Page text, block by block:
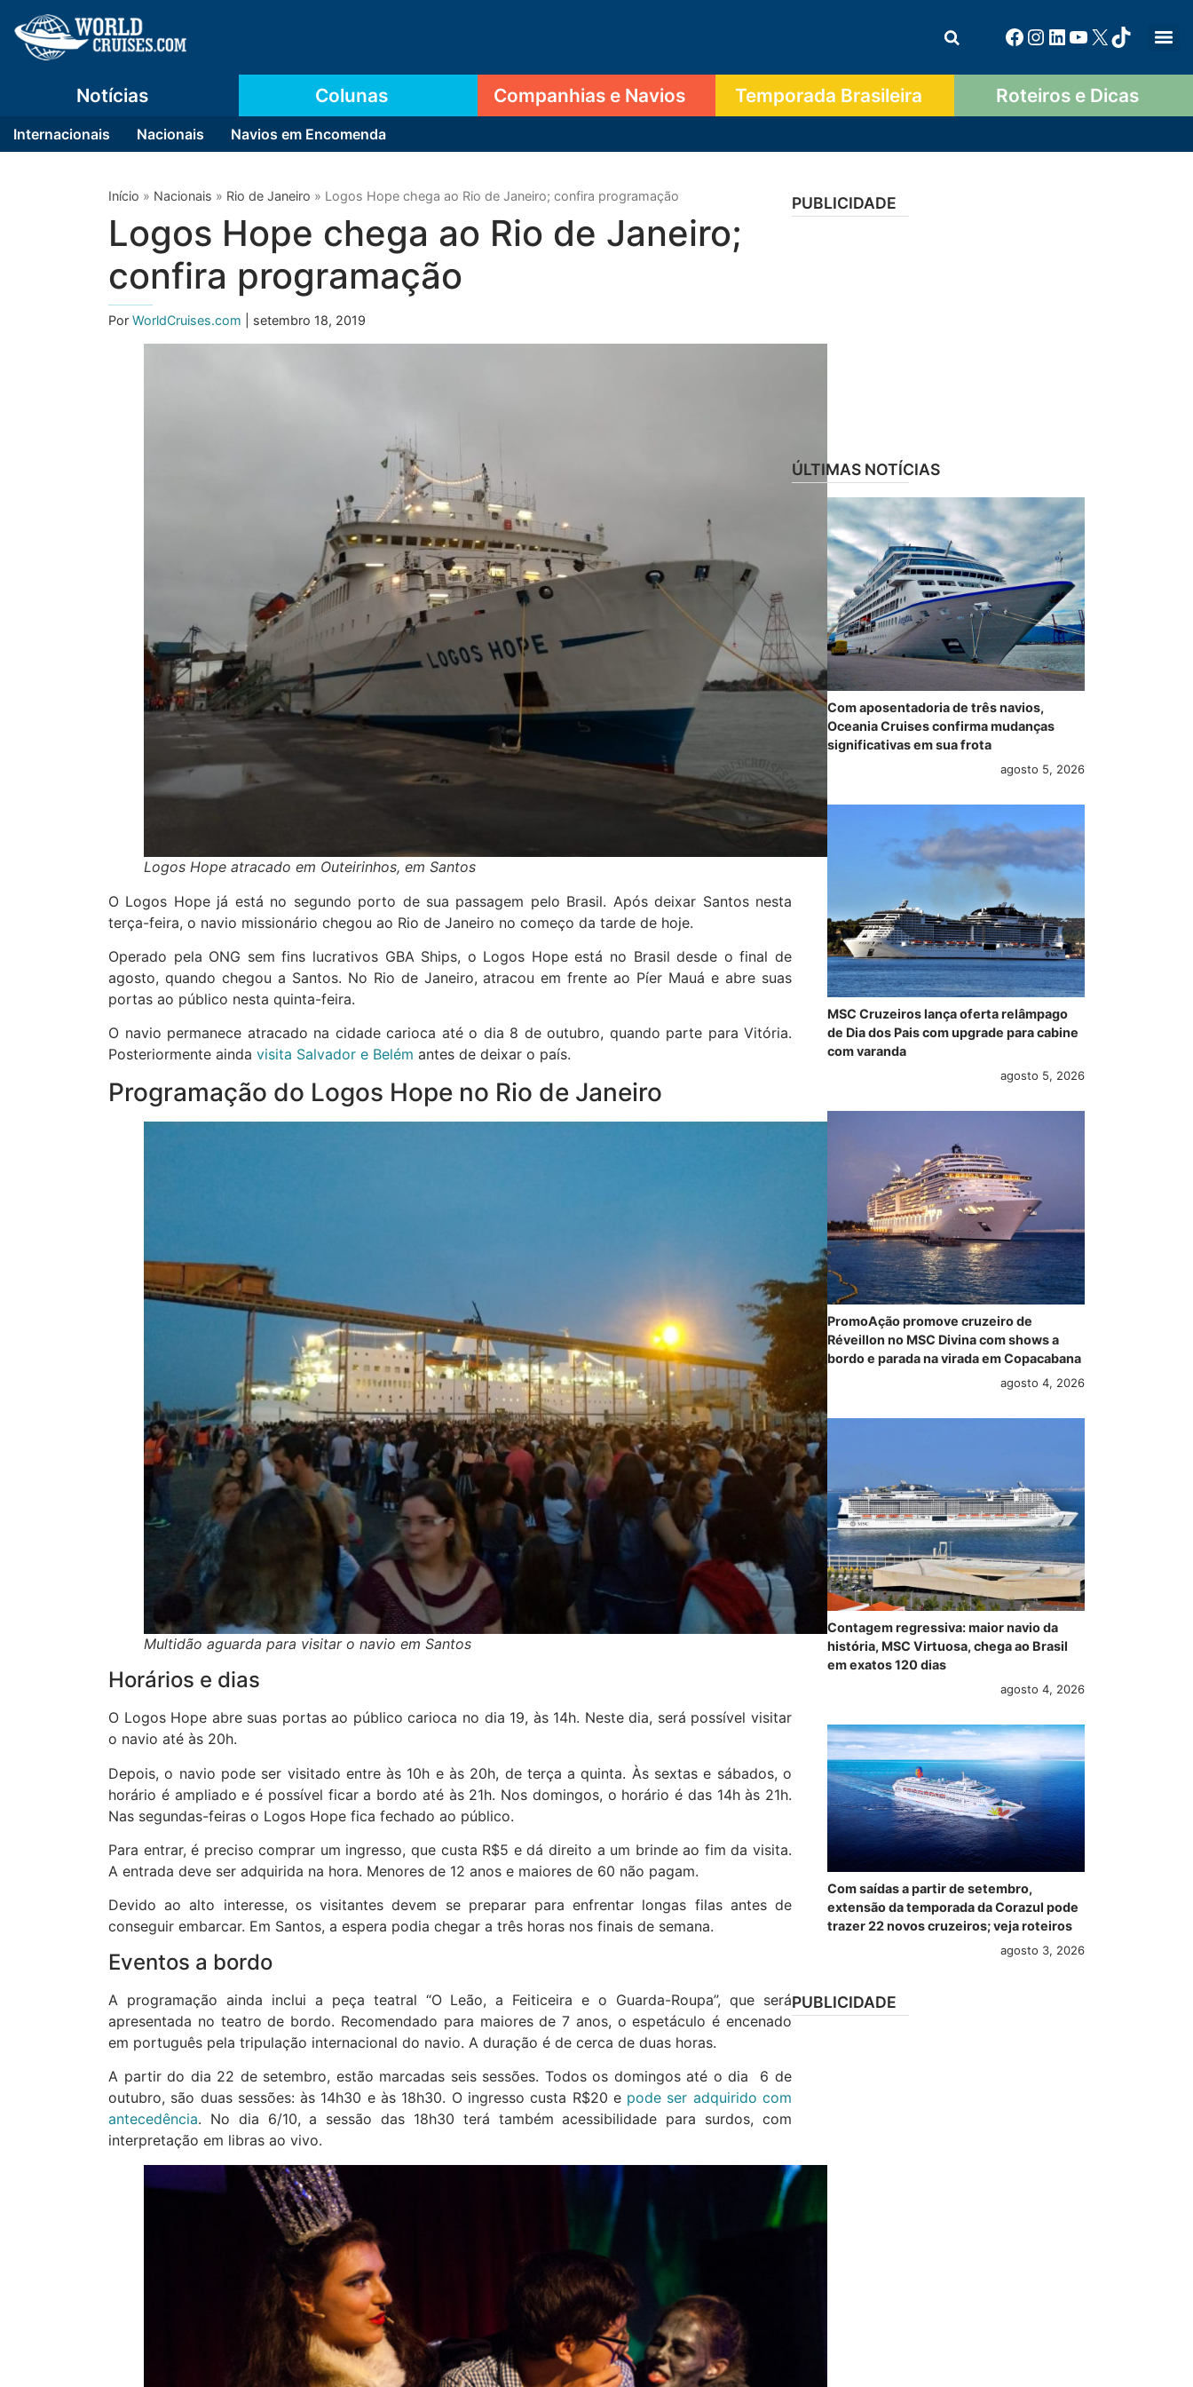
Notícias
Internacionais Nacionais Navios em Encomenda
Colunas Companhias e Navios Temporada Brasileira Roteiros e Dicas
Início » Nacionais » Rio de Janeiro » Logos Hope chega ao Rio de Janeiro; confira programação
Logos Hope chega ao Rio de Janeiro;
confira programação
Por WorldCruises.com | setembro 18, 2019
Logos Hope atracado em Outeirinhos, em Santos
O Logos Hope já está no segundo porto de sua passagem pelo Brasil. Após deixar Santos nesta
terça-feira, o navio missionário chegou ao Rio de Janeiro no começo da tarde de hoje.
Operado pela ONG sem fins lucrativos GBA Ships, o Logos Hope está no Brasil desde o final de
agosto, quando chegou a Santos. No Rio de Janeiro, atracou em frente ao Píer Mauá e abre suas
portas ao público nesta quinta-feira.
O navio permanece atracado na cidade carioca até o dia 8 de outubro, quando parte para Vitória.
Posteriormente ainda visita Salvador e Belém antes de deixar o país.
Programação do Logos Hope no Rio de Janeiro
Multidão aguarda para visitar o navio em Santos
Horários e dias
O Logos Hope abre suas portas ao público carioca no dia 19, às 14h. Neste dia, será possível visitar
o navio até às 20h.
Depois, o navio pode ser visitado entre às 10h e às 20h, de terça a quinta. Às sextas e sábados, o
horário é ampliado e é possível ficar a bordo até às 21h. Nos domingos, o horário é das 14h às 21h.
Nas segundas-feiras o Logos Hope fica fechado ao público.
Para entrar, é preciso comprar um ingresso, que custa R$5 e dá direito a um brinde ao fim da visita.
A entrada deve ser adquirida na hora. Menores de 12 anos e maiores de 60 não pagam.
Devido ao alto interesse, os visitantes devem se preparar para enfrentar longas filas antes de
conseguir embarcar. Em Santos, a espera podia chegar a três horas nos finais de semana.
Eventos a bordo
A programação ainda inclui a peça teatral “O Leão, a Feiticeira e o Guarda-Roupa”, que será
apresentada no teatro de bordo. Recomendado para maiores de 7 anos, o espetáculo é encenado
em português pela tripulação internacional do navio. A duração é de cerca de duas horas.
A partir do dia 22 de setembro, estão marcadas seis sessões. Todos os domingos até o dia 6 de
outubro, são duas sessões: às 14h30 e às 18h30. O ingresso custa R$20 e pode ser adquirido com
antecedência. No dia 6/10, a sessão das 18h30 terá também acessibilidade para surdos, com
interpretação em libras ao vivo.
PUBLICIDADE
ÚLTIMAS NOTÍCIAS
Com aposentadoria de três navios,
Oceania Cruises confirma mudanças
significativas em sua frota
agosto 5, 2026
MSC Cruzeiros lança oferta relâmpago
de Dia dos Pais com upgrade para cabine
com varanda
agosto 5, 2026
PromoAção promove cruzeiro de
Réveillon no MSC Divina com shows a
bordo e parada na virada em Copacabana
agosto 4, 2026
Contagem regressiva: maior navio da
história, MSC Virtuosa, chega ao Brasil
em exatos 120 dias
agosto 4, 2026
Com saídas a partir de setembro,
extensão da temporada da Corazul pode
trazer 22 novos cruzeiros; veja roteiros
agosto 3, 2026
PUBLICIDADE